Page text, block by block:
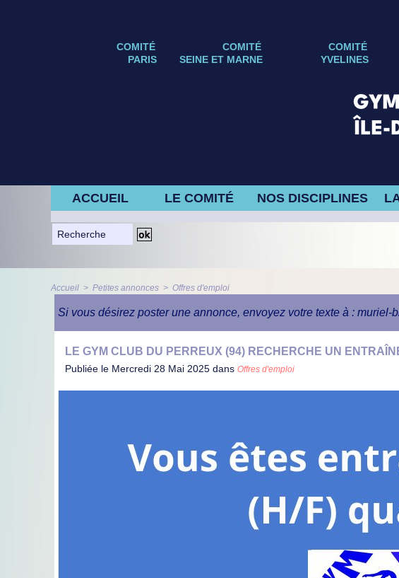
COMITÉ
COMITÉ
COMITÉ
YVELINES
SEINE ET MARNE
PARIS
ACCUEIL LE COMITÉ NOS DISCIPLINES
Accueil > Petites annonces > Offres d'emploi
Si vous désirez poster une annonce, envoyez votre texte à : muriel-
LE GYM CLUB DU PERREUX (94) RECHERCHE UN
Publiée le Mercredi 28 Mai 2025 dans Offres d'emploi